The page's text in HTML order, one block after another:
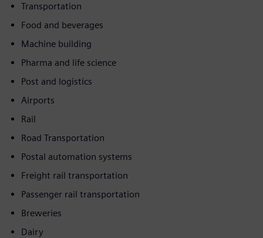
Transportation
Food and beverages
Machine building
Pharma and life science
Post and logistics
Airports
Rail
Road Transportation
Postal automation systems
Freight rail transportation
Passenger rail transportation
Breweries
Dairy